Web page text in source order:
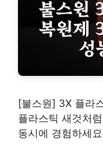
[불스원] 3X 플라
플라스틱 새것처
동시에 경험하세